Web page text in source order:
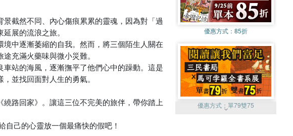
截然不同、內心傷痕累累的靈魂，因為對「過
展的流浪之旅。
中逐漸萎縮的自我。然而，將三個陌生人關在
充滿火藥味與微小災難。
站的海風，逐漸撫平了他們心中的躁動。這是
並找回面對人生的勇氣。
路回家》。讓這三位不完美的旅伴，帶你踏上
己的心靈放一個最痛快的假吧！
優惠方式： 85折
優惠方式： 單79雙75